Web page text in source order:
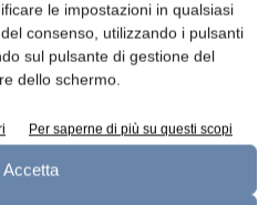
le impostazioni in qualsiasi
consenso, utilizzando i pulsanti
sul pulsante di gestione del
dello schermo.
Per saperne di più su questi scopi
Accetta